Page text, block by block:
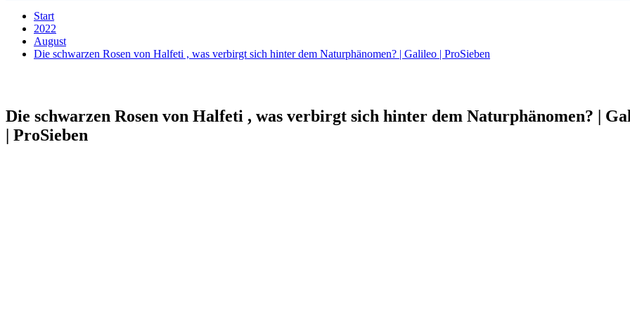
Start
2022
August
Die schwarzen Rosen von Halfeti , was verbirgt sich hinter dem Naturphänomen? | Galileo | ProSieben
Die schwarzen Rosen von Halfeti , was verbirgt sich hinter dem Naturphänomen? |
| ProSieben